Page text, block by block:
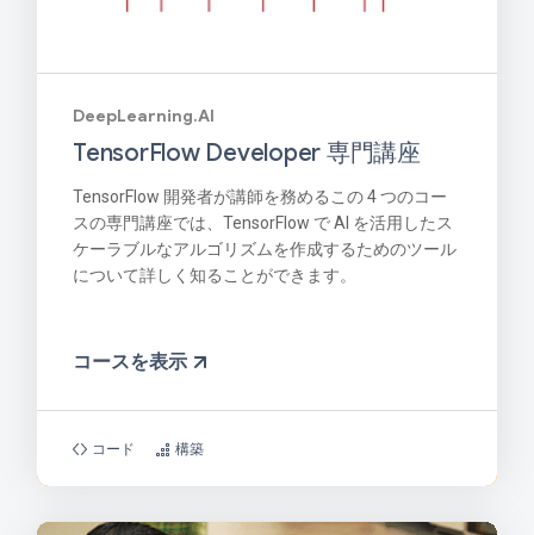
DeepLearning.AI
TensorFlow Developer 専門講座
TensorFlow 開発者が講師を務めるこの 4 つのコー
スの専門講座では、TensorFlow で AI を活用したス
ケーラブルなアルゴリズムを作成するためのツール
について詳しく知ることができます。
コースを表示
コード 構築